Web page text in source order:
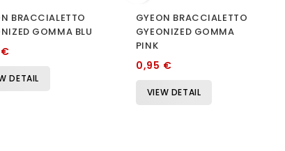
BRACCIALETTO
GOMMA BLU
DETAIL
GYEON BRACCIALETTO
GYEONIZED GOMMA
PINK
0,95 €
VIEW DETAIL